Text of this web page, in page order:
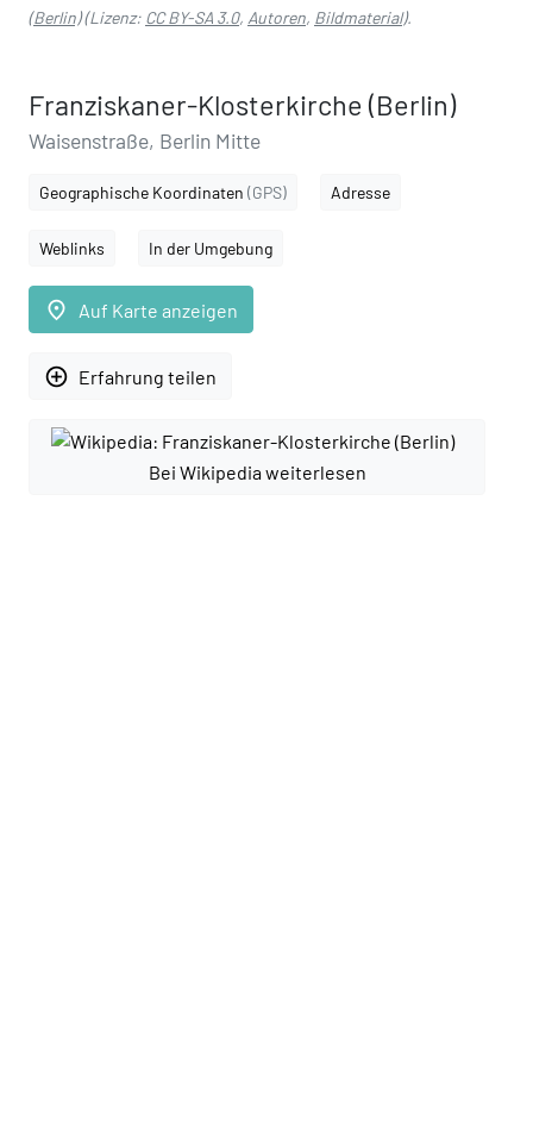
(Berlin)(Lizenz: CC BY-SA 3.0, Autoren, Bildmaterial).
Franziskaner-Klosterkirche (Berlin)
Waisenstraße, Berlin Mitte
Geographische Koordinaten (GPS) Adresse
Weblinks In der Umgebung
place Auf Karte anzeigen
add_circle_outline Erfahrung teilen
Bei Wikipedia weiterlesen